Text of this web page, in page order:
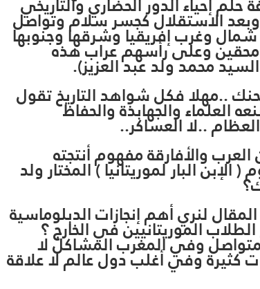
الاستقلال كجسر سلام وتواصل
وغرب إفريقيا وشرقها وجنوبها
محقين وعلى رأسهم عراب هذه
محمد ولد عبد العزيز).
..مهلا فكل شواهد التاريخ تقول
العلماء والجهابذة والحفاظ
العظام ..لا العساكر..
والأفارقة مفهوم أنتجته
البار لموريتانيا ) المختار ولد
لنري أهم إنجازات الدبلوماسية
الموريتانيين في الخارج ؟
وفي المغرب المشاكل لا
كثيرة وفي أغلب دول عالم لا علاقة